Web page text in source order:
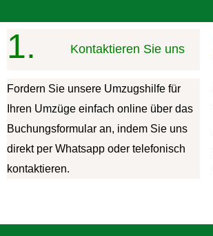
1. Kontaktieren Sie uns
Fordern Sie unsere Umzugshilfe für
Ihren Umzüge einfach online über das
Buchungsformular an, indem Sie uns
direkt per Whatsapp oder telefonisch
kontaktieren.